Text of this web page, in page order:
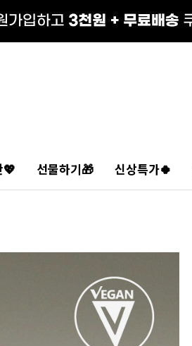
💖 선물하기🎁 신상특가🍀